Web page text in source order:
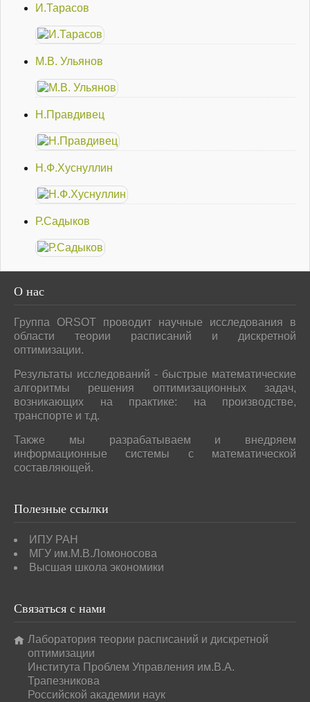
И.Тарасов
М.В. Ульянов
Н.Правдивец
Н.Ф.Хуснуллин
Р.Садыков
О нас
Группа ORSOT проводит научные исследования в
области теории расписаний и дискретной
оптимизации.
Результаты исследований - быстрые математические
алгоритмы решения оптимизационных задач,
возникающих на практике: на производстве,
транспорте и т.д.
Также мы разрабатываем и внедряем
информационные системы с математической
составляющей.
Полезные ссылки
ИПУ РАН
МГУ им.М.В.Ломоносова
Высшая школа экономики
Связаться с нами
Лаборатория теории расписаний и дискретной
оптимизации
Института Проблем Управления им.В.А.
Трапезникова
Российской академии наук